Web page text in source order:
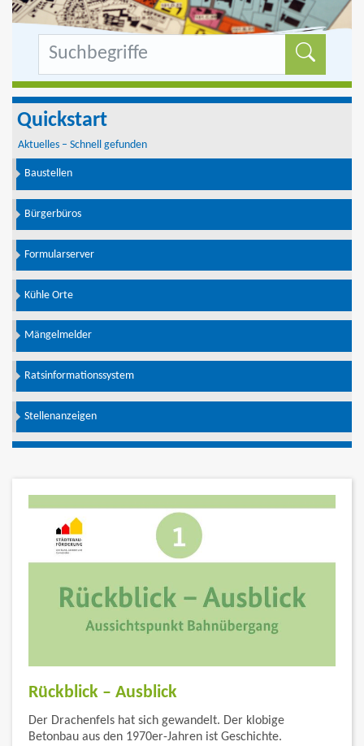
Quickstart
Aktuelles – Schnell gefunden
Baustellen
Bürgerbüros
Formularserver
Kühle Orte
Mängelmelder
Ratsinformationssystem
Stellenanzeigen
Rückblick – Ausblick
Der Drachenfels hat sich gewandelt. Der klobige
Betonbau aus den 1970er-Jahren ist Geschichte.